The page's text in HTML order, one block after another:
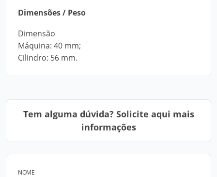
Dimensões / Peso
Dimensão
Máquina: 40 mm;
Cilindro: 56 mm.
Tem alguma dúvida? Solicite aqui mais
informações
NOME